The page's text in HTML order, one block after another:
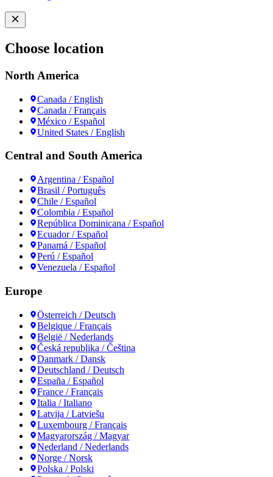
Choose location
North America
Canada / English
Canada / Français
México / Español
United States / English
Central and South America
Argentina / Español
Brasil / Português
Chile / Español
Colombia / Español
República Dominicana / Español
Ecuador / Español
Panamá / Español
Perú / Español
Venezuela / Español
Europe
Österreich / Deutsch
Belgique / Français
België / Nederlands
Česká republika / Čeština
Danmark / Dansk
Deutschland / Deutsch
España / Español
France / Français
Italia / Italiano
Latvija / Latviešu
Luxembourg / Français
Magyarország / Magyar
Nederland / Nederlands
Norge / Norsk
Polska / Polski